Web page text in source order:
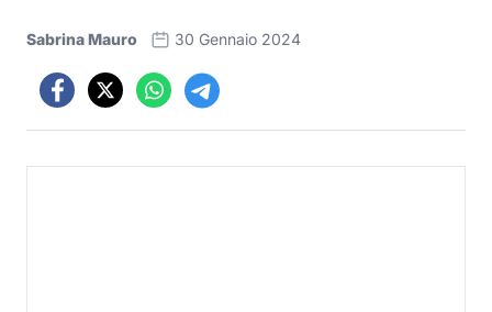
Sabrina Mauro 30 Gennaio 2024